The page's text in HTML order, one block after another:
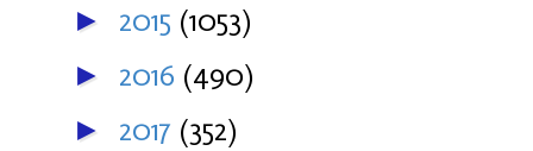
► 2015 (1053)
► 2016 (490)
► 2017 (352)